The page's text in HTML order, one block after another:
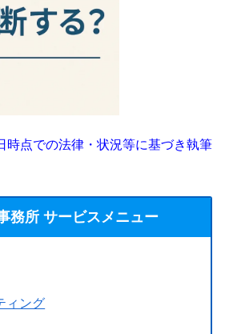
点での法律・状況等に基づき執筆
務所 サービスメニュー
ィング